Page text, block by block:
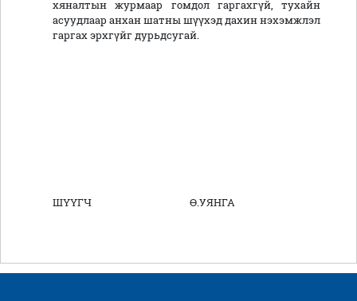
хяналтын журмаар гомдол гаргахгүй, тухайн
асуудлаар анхан шатны шүүхэд дахин нэхэмжлэл
гаргах эрхгүйг дурьдсугай.
ШҮҮГЧ Ө.УЯНГА